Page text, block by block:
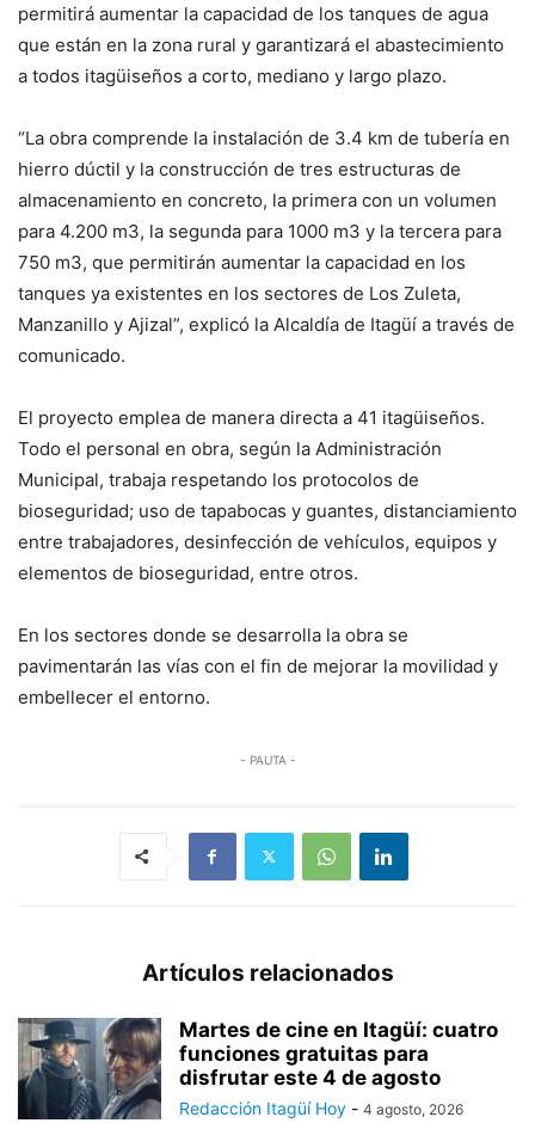
permitirá aumentar la capacidad de los tanques de agua
que están en la zona rural y garantizará el abastecimiento
a todos itagüiseños a corto, mediano y largo plazo.
“La obra comprende la instalación de 3.4 km de tubería en
hierro dúctil y la construcción de tres estructuras de
almacenamiento en concreto, la primera con un volumen
para 4.200 m3, la segunda para 1000 m3 y la tercera para
750 m3, que permitirán aumentar la capacidad en los
tanques ya existentes en los sectores de Los Zuleta,
Manzanillo y Ajizal”, explicó la Alcaldía de Itagüí a través de
comunicado.
El proyecto emplea de manera directa a 41 itagüiseños.
Todo el personal en obra, según la Administración
Municipal, trabaja respetando los protocolos de
bioseguridad; uso de tapabocas y guantes, distanciamiento
entre trabajadores, desinfección de vehículos, equipos y
elementos de bioseguridad, entre otros.
En los sectores donde se desarrolla la obra se
pavimentarán las vías con el fin de mejorar la movilidad y
embellecer el entorno.
- PAUTA -
Artículos relacionados
Martes de cine en Itagüí: cuatro
funciones gratuitas para
disfrutar este 4 de agosto
Redacción Itagüí Hoy - 4 agosto, 2026